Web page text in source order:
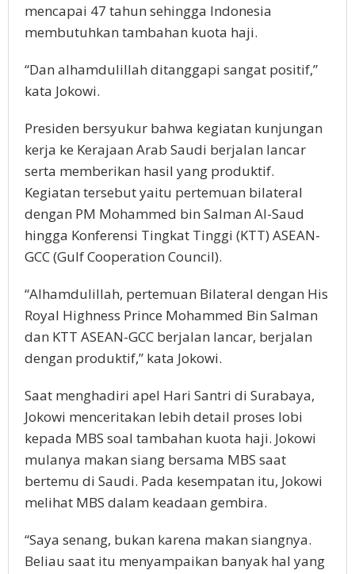
mencapai 47 tahun sehingga Indonesia
membutuhkan tambahan kuota haji.
“Dan alhamdulillah ditanggapi sangat positif,”
kata Jokowi.
Presiden bersyukur bahwa kegiatan kunjungan
kerja ke Kerajaan Arab Saudi berjalan lancar
serta memberikan hasil yang produktif.
Kegiatan tersebut yaitu pertemuan bilateral
dengan PM Mohammed bin Salman Al-Saud
hingga Konferensi Tingkat Tinggi (KTT) ASEAN-
GCC (Gulf Cooperation Council).
“Alhamdulillah, pertemuan Bilateral dengan His
Royal Highness Prince Mohammed Bin Salman
dan KTT ASEAN-GCC berjalan lancar, berjalan
dengan produktif,” kata Jokowi.
Saat menghadiri apel Hari Santri di Surabaya,
Jokowi menceritakan lebih detail proses lobi
kepada MBS soal tambahan kuota haji. Jokowi
mulanya makan siang bersama MBS saat
bertemu di Saudi. Pada kesempatan itu, Jokowi
melihat MBS dalam keadaan gembira.
“Saya senang, bukan karena makan siangnya.
Beliau saat itu menyampaikan banyak hal yang